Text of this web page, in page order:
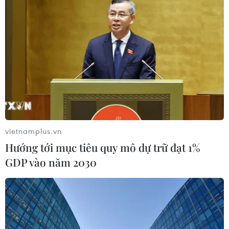
6 tháng năm 2026, Trung Quốc kỷ
luật hơn 1.500 cán bộ kiểm tra, giám
04/08/2026 07:07
Mỹ bán đồng euro để hỗ trợ Nhật
Bản vực dậy đồng yen
Việt Nam tham dự Trại hè Khoa học
châu Á 2026 tại Hong Kong
03/08/2026 10:14
vietnamplus.vn
Hướng tới mục tiêu quy mô dự trữ đạt 1%
GDP vào năm 2030